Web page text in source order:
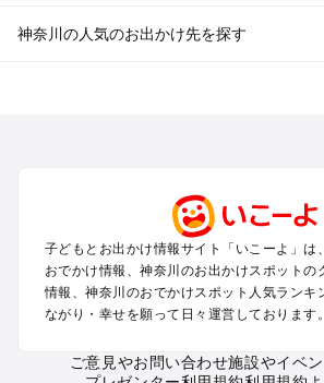
神奈川の人気のお出かけ先を探す
小田原・熱海・湯河原・真鶴のプールお出
町田・相模原・愛川・上野原のプールお出
新横浜・港北エリア・日吉・青葉台・鶴見
川崎のプールお出かけ
海老名・厚木のプールお出かけ
箱根（湯本・強羅・小涌谷・仙石原・芦ノ
子どもとお出かけ情報サイト「いこーよ」は
おでかけ情報、神奈川のお出かけスポットの
情報、神奈川のおでかけスポット人気ランキ
ながり・幸せを願って日々運営しております。
ご意見やお問い合わせ施設やイベ